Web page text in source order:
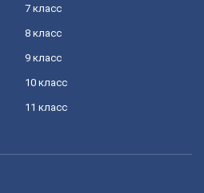
7 класс
8 класс
9 класс
10 класс
11 класс